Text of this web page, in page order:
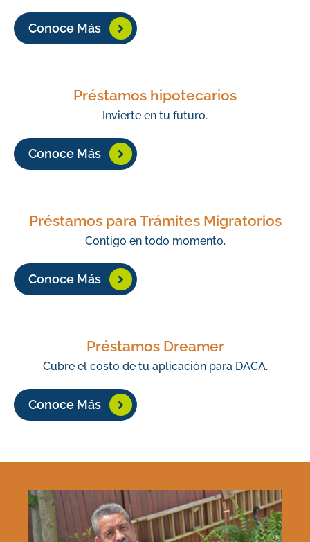
Conoce Más
Préstamos hipotecarios
Invierte en tu futuro.
Conoce Más
Préstamos para Trámites Migratorios
Contigo en todo momento.
Conoce Más
Préstamos Dreamer
Cubre el costo de tu aplicación para DACA.
Conoce Más